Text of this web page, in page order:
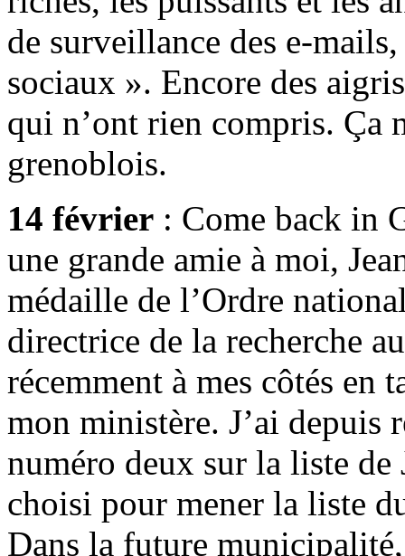
de surveillance des e-
sociaux ». Encore des
qui n’ont rien compris. Ça
grenoblois.
14 février : Come back in
une grande amie à moi,
médaille de l’Ordre
directrice de la recherche
récemment à mes côtés en
mon ministère. J’ai depuis
numéro deux sur la liste de
choisi pour mener la liste
Dans la future